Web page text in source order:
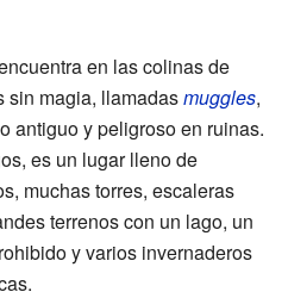
en las colinas de
sin magia, llamadasmuggles,
antiguo y peligroso en ruinas.
es un lugar lleno de
muchas torres, escaleras
terrenos con un lago, un
y varios invernaderos